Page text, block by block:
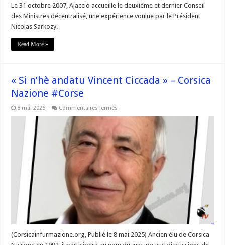
répression
–
Le 31 octobre 2007, Ajaccio accueille le deuxième et dernier Conseil
des Ministres décentralisé, une expérience voulue par le Président
Nicolas Sarkozy.
Read More »
« Si n’hè andatu Vincent Ciccada » – Corsica
Nazione #Corse
8 mai 2025 Commentaires fermés
andatu
Vincent
Ciccada »
–
Corsica
Nazione
(Corsicainfurmazione.org, Publié le 8 mai 2025) Ancien élu de Corsica